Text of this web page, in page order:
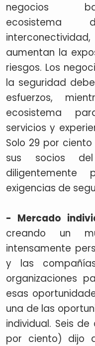
negocios
aumentan la
riesgos. Los
la seguridad
esfuerzos,
ecosistema
servicios y
Solo 29 por
sus socios
exigencias de
- Mercado
creando un
intensamente
y las
organizaciones
esas
una de las
individual. Seis
por ciento) dijo